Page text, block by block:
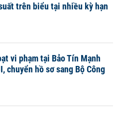
trên biểu tại nhiều kỳ hạn
vi phạm tại Bảo Tín Mạnh
chuyển hồ sơ sang Bộ Công